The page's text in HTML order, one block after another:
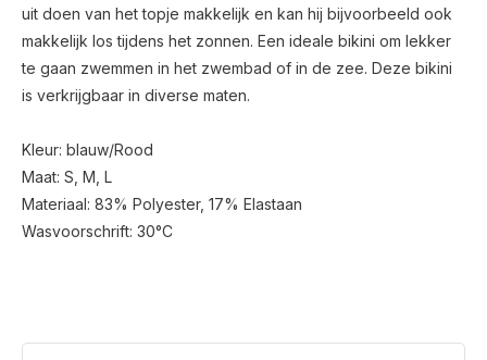
uit doen van het topje makkelijk en kan hij bijvoorbeeld ook
makkelijk los tijdens het zonnen. Een ideale bikini om lekker
te gaan zwemmen in het zwembad of in de zee. Deze bikini
is verkrijgbaar in diverse maten.
Kleur: blauw/Rood
Maat: S, M, L
Materiaal: 83% Polyester, 17% Elastaan
Wasvoorschrift: 30°C